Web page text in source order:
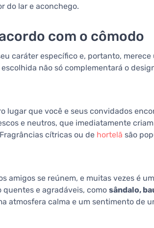
do lar e aconchego.
com o cômodo
caráter específico e, portanto,
não só complementará o
lugar que você e seus convidados
e neutros, que imediatamente
cítricas ou de hortelã são
amigos se reúnem, e muitas vezes é
quentes e agradáveis, como sândalo,
atmosfera calma e um sentimento de